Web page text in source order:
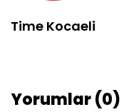
Time Kocaeli
Yorumlar (0)